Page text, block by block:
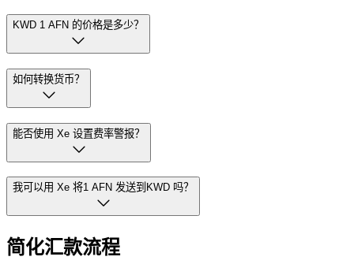
KWD 1 AFN 的价格是多少？
如何转换货币？
能否使用 Xe 设置费率警报？
我可以用 Xe 将1 AFN 发送到KWD 吗？
简化汇款流程